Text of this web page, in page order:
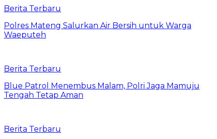
Berita Terbaru
Polres Mateng Salurkan Air Bersih untuk Warga
Waeputeh
Berita Terbaru
Blue Patrol Menembus Malam, Polri Jaga Mamuju
Tengah Tetap Aman
Berita Terbaru